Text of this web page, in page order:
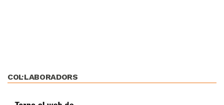
COL·LABORADORS